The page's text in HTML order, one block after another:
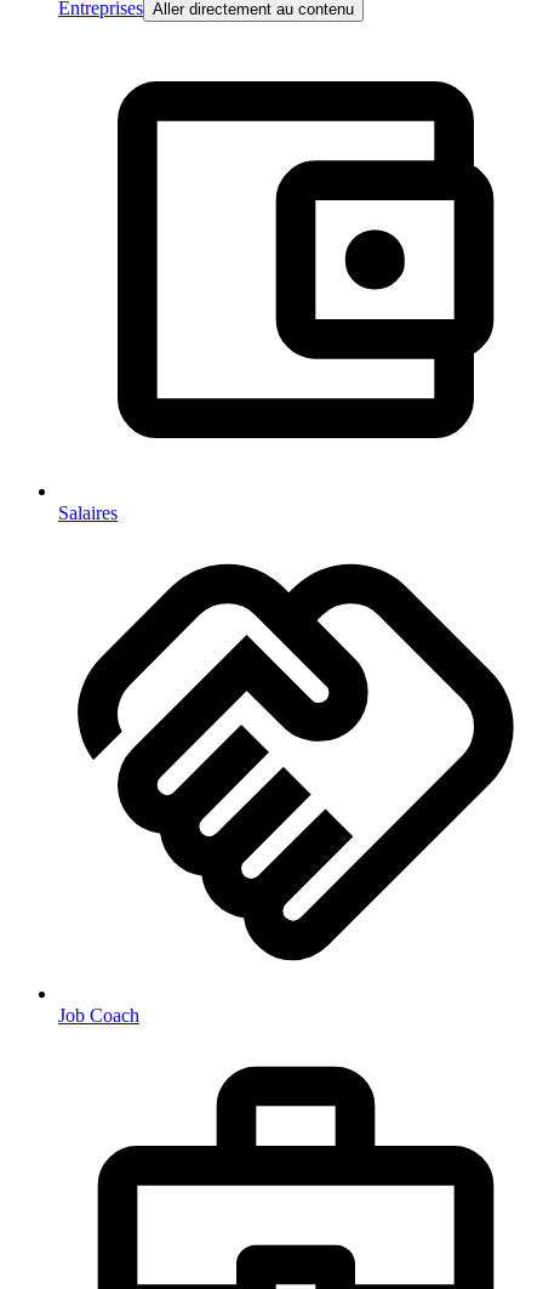
Entreprises Aller directement au contenu
Salaires
Job Coach